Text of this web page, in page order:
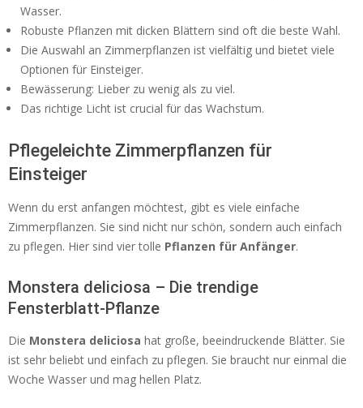
Wasser.
Robuste Pflanzen mit dicken Blättern sind oft die beste Wahl.
Die Auswahl an Zimmerpflanzen ist vielfältig und bietet viele
Optionen für Einsteiger.
Bewässerung: Lieber zu wenig als zu viel.
Das richtige Licht ist crucial für das Wachstum.
Pflegeleichte Zimmerpflanzen für
Einsteiger
Wenn du erst anfangen möchtest, gibt es viele einfache
Zimmerpflanzen. Sie sind nicht nur schön, sondern auch einfach
zu pflegen. Hier sind vier tolle Pflanzen für Anfänger.
Monstera deliciosa – Die trendige
Fensterblatt-Pflanze
Die Monstera deliciosa hat große, beeindruckende Blätter. Sie
ist sehr beliebt und einfach zu pflegen. Sie braucht nur einmal die
Woche Wasser und mag hellen Platz.